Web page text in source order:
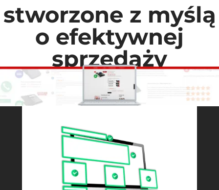
stworzone z myślą
o efektywnej
sprzedaży